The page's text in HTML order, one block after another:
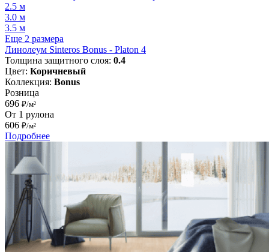
2.5 м
3.0 м
3.5 м
Еще 2 размера
Линолеум Sinteros Bonus - Platon 4
Толщина защитного слоя: 0.4
Цвет: Коричневый
Коллекция: Bonus
Розница
696 ₽/м²
От 1 рулона
606 ₽/м²
Подробнее